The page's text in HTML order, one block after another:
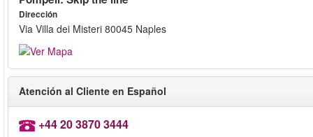
Dirección
Via Villa dei Misteri 80045 Naples
Atención al Cliente en Español
+44 20 3870 3444